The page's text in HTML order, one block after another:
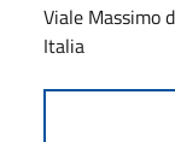
Viale Massimo
Italia